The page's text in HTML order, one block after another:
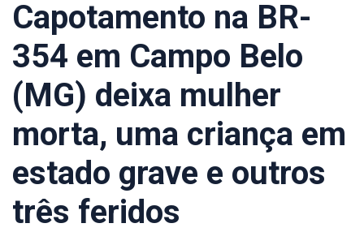
Capotamento na BR-
354 em Campo Belo
(MG) deixa mulher
morta, uma criança em
estado grave e outros
três feridos